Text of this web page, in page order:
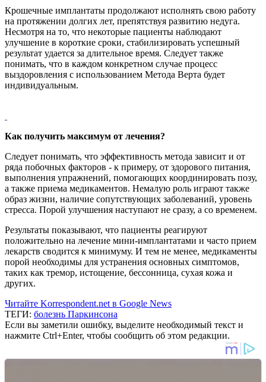
Крошечные имплантаты продолжают исполнять свою работу
на протяжении долгих лет, препятствуя развитию недуга.
Несмотря на то, что некоторые пациенты наблюдают
улучшение в короткие сроки, стабилизировать успешный
результат удается за длительное время. Следует также
понимать, что в каждом конкретном случае процесс
выздоровления с использованием Метода Верта будет
индивидуальным.
Как получить максимум от лечения?
Следует понимать, что эффективность метода зависит и от
ряда побочных факторов - к примеру, от здорового питания,
выполнения упражнений, помогающих координировать позу,
а также приема медикаментов. Немалую роль играют также
образ жизни, наличие сопутствующих заболеваний, уровень
стресса. Порой улучшения наступают не сразу, а со временем.
Результаты показывают, что пациенты реагируют
положительно на лечение мини-имплантатами и часто прием
лекарств сводится к минимуму. И тем не менее, медикаменты
порой необходимы для устранения основных симптомов,
таких как тремор, истощение, бессонница, сухая кожа и
других.
Читайте Korrespondent.net в Google News
ТЕГИ: болезнь Паркинсона
Если вы заметили ошибку, выделите необходимый текст и
нажмите Ctrl+Enter, чтобы сообщить об этом редакции.